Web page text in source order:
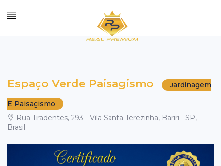
Espaço Verde Paisagismo Jardinagem
E Paisagismo
Rua Tiradentes, 293 - Vila Santa Terezinha, Bariri - SP,
Brasil